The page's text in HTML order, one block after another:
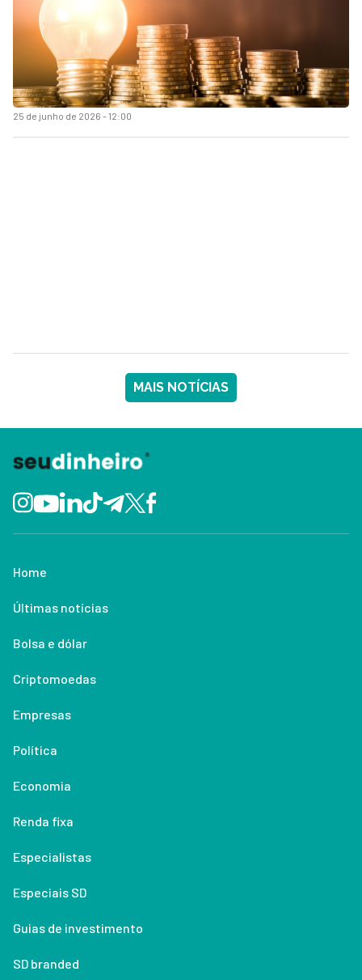
25 de junho de 2026 - 12:00
MAIS NOTÍCIAS
Home
Últimas notícias
Bolsa e dólar
Criptomoedas
Empresas
Política
Economia
Renda fixa
Especialistas
Especiais SD
Guias de investimento
SD branded